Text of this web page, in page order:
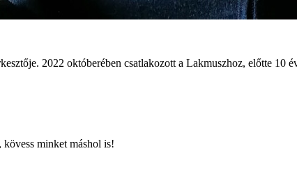
2022 októberében csatlakozott a Lakmuszhoz, előtte
minket máshol is!